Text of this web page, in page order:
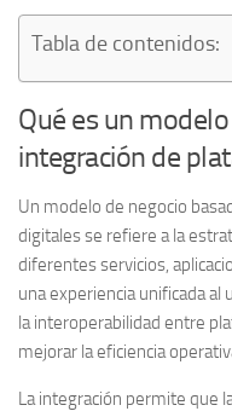
Tabla de contenidos:
Qué es un
integración de
Un modelo de negocio
digitalesse refiere a la
diferentes servicios,
una experiencia unificada
la interoperabilidad entre
mejorar la eficiencia
La integración permite que